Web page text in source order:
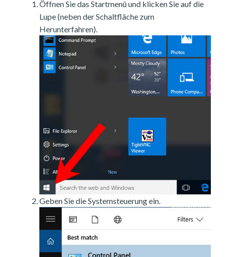
Öffnen Sie das Startmenü und klicken Sie auf die
Lupe (neben der Schaltfläche zum
Herunterfahren).
Geben Sie die Systemsteuerung ein.